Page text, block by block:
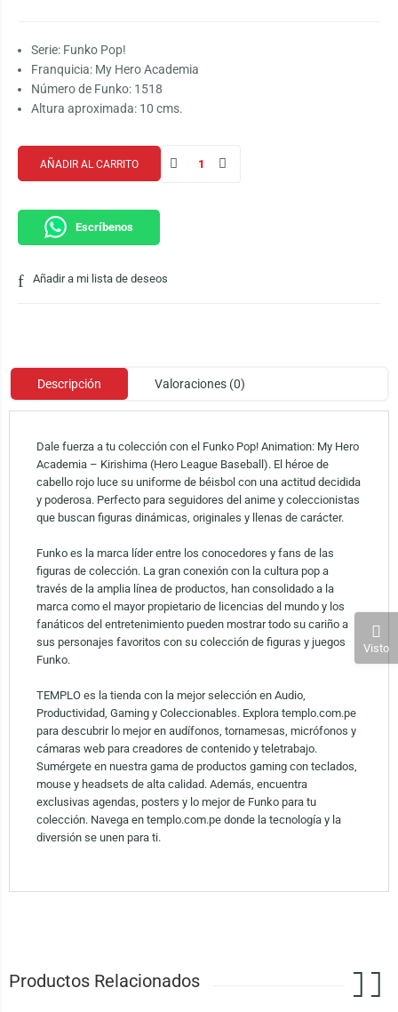
Serie: Funko Pop!
Franquicia: My Hero Academia
Número de Funko: 1518
Altura aproximada: 10 cms.
AÑADIR AL CARRITO
Escríbenos
Añadir a mi lista de deseos
Descripción Valoraciones (0)
Dale fuerza a tu colección con el Funko Pop! Animation: My Hero
Academia – Kirishima (Hero League Baseball). El héroe de
cabello rojo luce su uniforme de béisbol con una actitud decidida
y poderosa. Perfecto para seguidores del anime y coleccionistas
que buscan figuras dinámicas, originales y llenas de carácter.
Funko es la marca líder entre los conocedores y fans de las
figuras de colección. La gran conexión con la cultura pop a
través de la amplia línea de productos, han consolidado a la
marca como el mayor propietario de licencias del mundo y los
fanáticos del entretenimiento pueden mostrar todo su cariño a
sus personajes favoritos con su colección de figuras y juegos
Funko.
TEMPLO es la tienda con la mejor selección en Audio,
Productividad, Gaming y Coleccionables. Explora templo.com.pe
para descubrir lo mejor en audífonos, tornamesas, micrófonos y
cámaras web para creadores de contenido y teletrabajo.
Sumérgete en nuestra gama de productos gaming con teclados,
mouse y headsets de alta calidad. Además, encuentra
exclusivas agendas, posters y lo mejor de Funko para tu
colección. Navega en templo.com.pe donde la tecnología y la
diversión se unen para ti.
Productos Relacionados
Visto